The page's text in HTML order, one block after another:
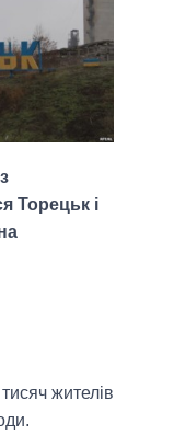
Торецьк і
жителів